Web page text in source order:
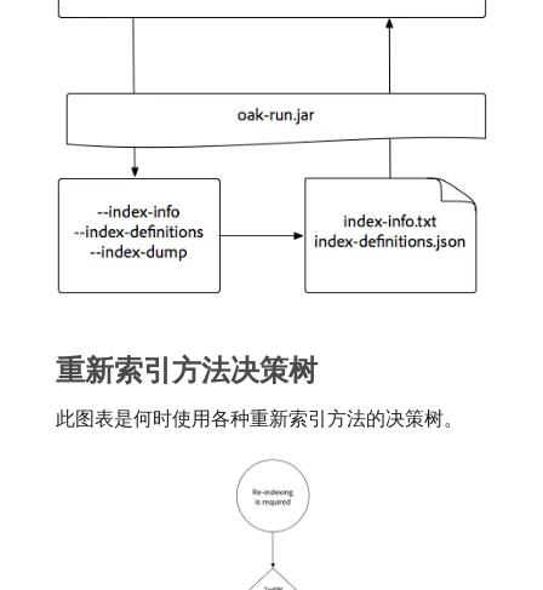
重新索引方法决策树
此图表是何时使用各种重新索引方法的决策树。